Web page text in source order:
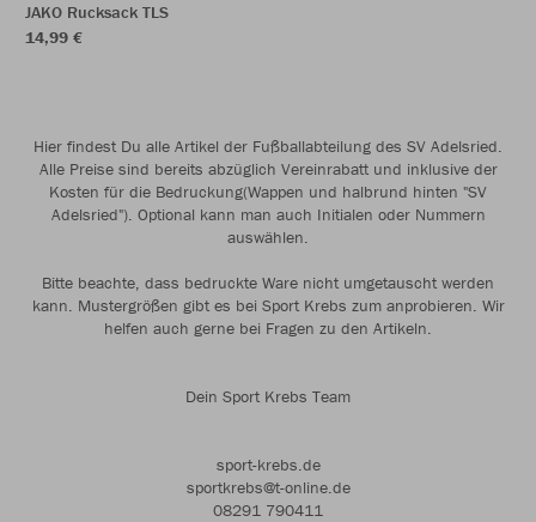
JAKO Rucksack TLS
14,99 €
Hier findest Du alle Artikel der Fußballabteilung des SV Adelsried.
Alle Preise sind bereits abzüglich Vereinrabatt und inklusive der
Kosten für die Bedruckung(Wappen und halbrund hinten "SV
Adelsried"). Optional kann man auch Initialen oder Nummern
auswählen.
Bitte beachte, dass bedruckte Ware nicht umgetauscht werden
kann. Mustergrößen gibt es bei Sport Krebs zum anprobieren. Wir
helfen auch gerne bei Fragen zu den Artikeln.
Dein Sport Krebs Team
sport-krebs.de
sportkrebs@t-online.de
08291 790411